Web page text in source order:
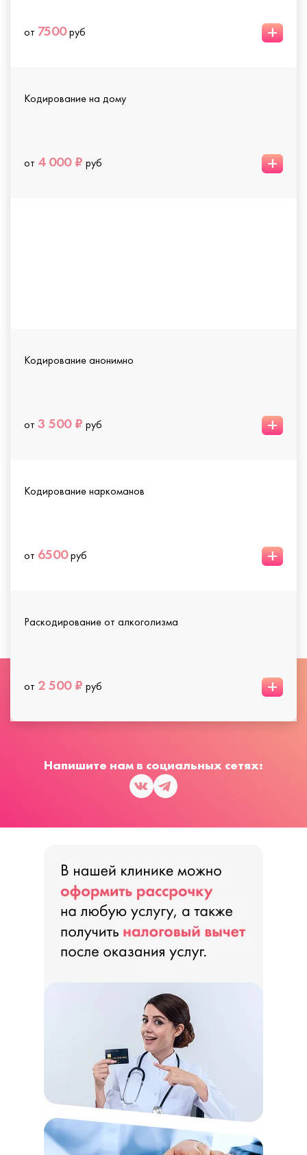
от 7500руб +
Кодирование на дому
от 4 000 ₽ руб +
Кодирование анонимно
от 3 500 ₽ руб +
Кодирование наркоманов
от 6500руб +
Раскодирование от алкоголизма
от 2 500 ₽ руб +
Напишите нам в социальных сетях: